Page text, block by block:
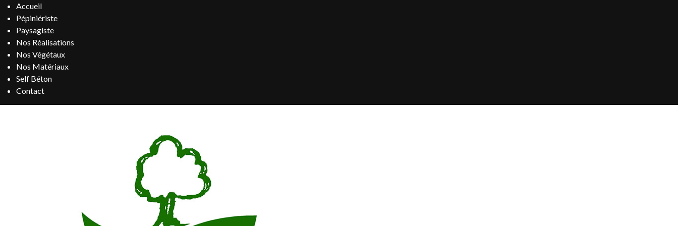
Accueil
Pépiniériste
Paysagiste
Nos Réalisations
Nos Végétaux
Nos Matériaux
Self Béton
Contact